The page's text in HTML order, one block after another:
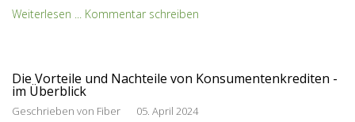
Weiterlesen ... Kommentar schreiben
Die Vorteile und Nachteile von Konsumentenkrediten -
im Überblick
Geschrieben von Fiber 05. April 2024